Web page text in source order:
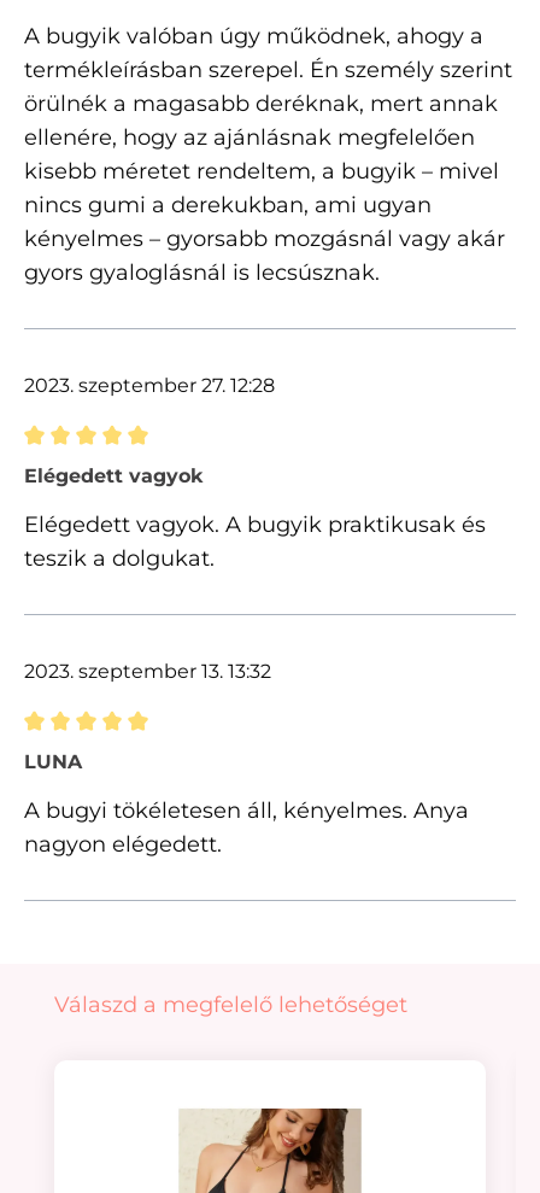
A bugyik valóban úgy működnek, ahogy a
termékleírásban szerepel. Én személy szerint
örülnék a magasabb deréknak, mert annak
ellenére, hogy az ajánlásnak megfelelően
kisebb méretet rendeltem, a bugyik – mivel
nincs gumi a derekukban, ami ugyan
kényelmes – gyorsabb mozgásnál vagy akár
gyors gyaloglásnál is lecsúsznak.
2023. szeptember 27. 12:28
Értékelés 5 of 5 csillagok besorolásával
Elégedett vagyok
Elégedett vagyok. A bugyik praktikusak és
teszik a dolgukat.
2023. szeptember 13. 13:32
Értékelés 5 of 5 csillagok besorolásával
LUNA
A bugyi tökéletesen áll, kényelmes. Anya
nagyon elégedett.
Termékgaléria kihagyása
Válaszd a megfelelő lehetőséget